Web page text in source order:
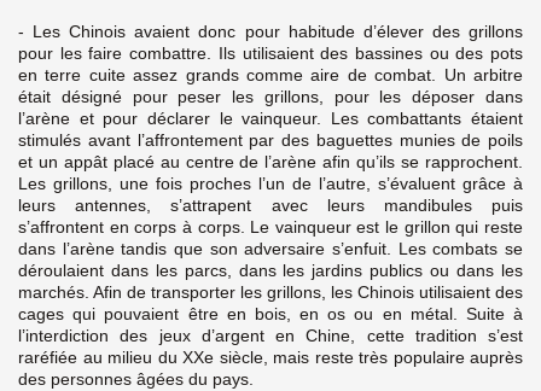
- Les Chinois avaient donc pour habitude d’élever des grillons
pour les faire combattre. Ils utilisaient des bassines ou des pots
en terre cuite assez grands comme aire de combat. Un arbitre
était désigné pour peser les grillons, pour les déposer dans
l’arène et pour déclarer le vainqueur. Les combattants étaient
stimulés avant l’affrontement par des baguettes munies de poils
et un appât placé au centre de l’arène afin qu’ils se rapprochent.
Les grillons, une fois proches l’un de l’autre, s’évaluent grâce à
leurs antennes, s’attrapent avec leurs mandibules puis
s’affrontent en corps à corps. Le vainqueur est le grillon qui reste
dans l’arène tandis que son adversaire s’enfuit. Les combats se
déroulaient dans les parcs, dans les jardins publics ou dans les
marchés. Afin de transporter les grillons, les Chinois utilisaient des
cages qui pouvaient être en bois, en os ou en métal. Suite à
l’interdiction des jeux d’argent en Chine, cette tradition s’est
raréfiée au milieu du XXe siècle, mais reste très populaire auprès
des personnes âgées du pays.